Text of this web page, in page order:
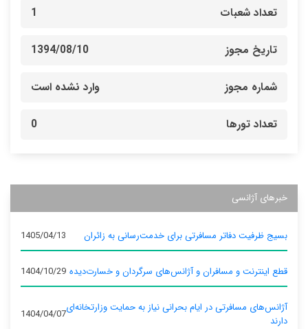
تعداد شعبات 1
تاریخ مجوز 1394/08/10
شماره مجوز وارد نشده است
تعداد تورها 0
خبرهای آژانسی
بسیج ظرفیت دفاتر مسافرتی برای خدمت‌رسانی به زائران 1405/04/13
قطع اینترنت و مسافران و آژانس‌های سرگردان و خسارت‌دیده 1404/10/29
آژانس‌های مسافرتی در ایام بحرانی نیاز به حمایت وزارتخانه‌ای
دارند
1404/04/07